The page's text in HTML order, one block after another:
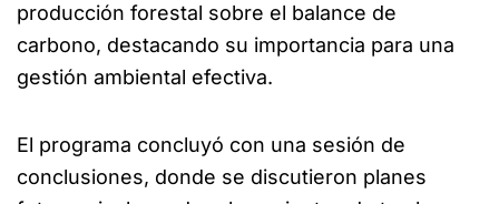
producción forestal sobre el balance de
carbono, destacando su importancia para una
gestión ambiental efectiva.
El programa concluyó con una sesión de
conclusiones, donde se discutieron planes